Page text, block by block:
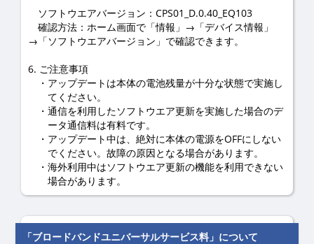
ソフトウエアバージョン：CPS01_D.0.40_EQ103
確認方法：ホーム画面で「情報」→「デバイス情報」
→「ソフトウエアバージョン」で確認できます。
6. ご注意事項
アップデートは本体の電池残量が十分な状態で実施し
てください。
通信を利用したソフトウエア更新を実施した場合のデ
ータ通信料は有料です。
アップデート中は、絶対に本体の電源をOFFにしない
でください。故障の原因となる場合があります。
海外利用中はソフトウエア更新の機能を利用できない
場合があります。
「ブロードバンドユニバーサルサービス料」について